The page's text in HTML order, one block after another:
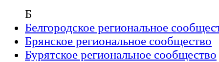
Б
Белгородское региональное
Брянское региональное сообщество
Бурятское региональное сообщество